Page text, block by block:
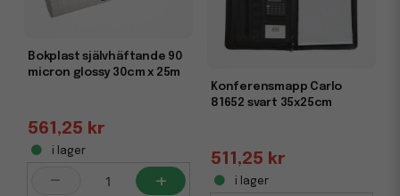
Bokplast självhäftande 90
micron glossy 30cm x 25m
561,25 kr
i lager
- +
Konferensmapp Carlo
81652 svart 35x25cm
511,25 kr
i lager